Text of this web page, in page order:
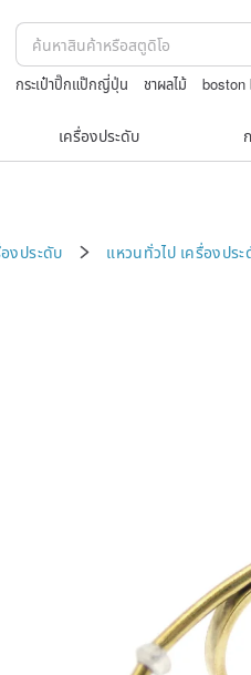
กระเป๋าปิ๊กแป๊กญี่ปุ่น ชาผลไม้ boston
เครื่องประดับ
งประดับ แหวนทั่วไป เครื่องปร